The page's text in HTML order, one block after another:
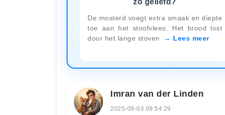
zo geliefd?
De mosterd voegt extra smaak en diepte
toe aan het stoofvlees. Het brood lost
door het lange stoven
Lees meer
Imran van der Linden
2025-09-03 09:54:29